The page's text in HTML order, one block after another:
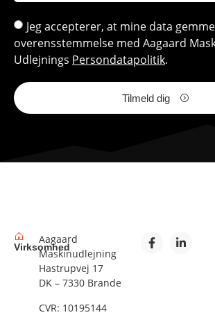
Jeg accepterer, at mine data
overensstemmelse med Aagaard
Udlejnings Persondatapolitik.
Tilmeld dig
Virksomhed
Aagaard
Maskinudlejning
Hastrupvej 17
DK – 7330 Brande
CVR: 10195144